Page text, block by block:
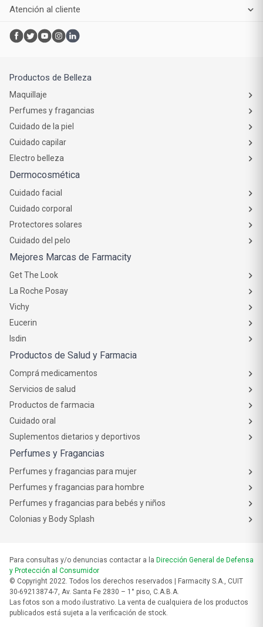
Atención al cliente
Productos de Belleza
Maquillaje
Perfumes y fragancias
Cuidado de la piel
Cuidado capilar
Electro belleza
Dermocosmética
Cuidado facial
Cuidado corporal
Protectores solares
Cuidado del pelo
Mejores Marcas de Farmacity
Get The Look
La Roche Posay
Vichy
Eucerin
Isdin
Productos de Salud y Farmacia
Comprá medicamentos
Servicios de salud
Productos de farmacia
Cuidado oral
Suplementos dietarios y deportivos
Perfumes y Fragancias
Perfumes y fragancias para mujer
Perfumes y fragancias para hombre
Perfumes y fragancias para bebés y niños
Colonias y Body Splash
Para consultas y/o denuncias contactar a la Dirección General de Defensa
y Protección al Consumidor
© Copyright 2022. Todos los derechos reservados | Farmacity S.A., CUIT
30-69213874-7, Av. Santa Fe 2830 – 1° piso, C.A.B.A.
Las fotos son a modo ilustrativo. La venta de cualquiera de los productos
publicados está sujeta a la verificación de stock.